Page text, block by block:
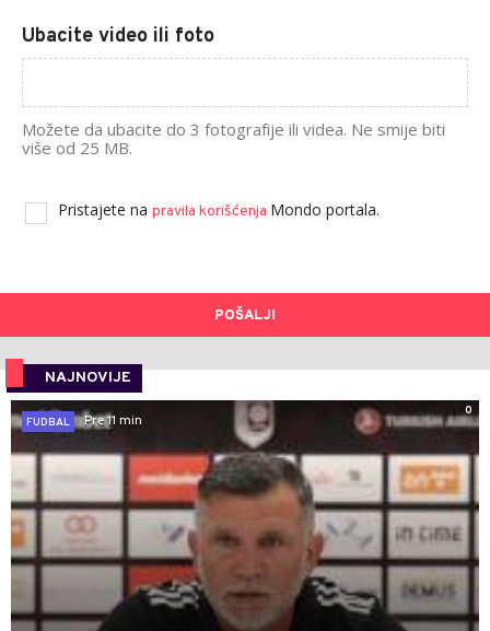
Ubacite video ili foto
Možete da ubacite do 3 fotografije ili videa. Ne smije biti
više od 25 MB.
Pristajete na pravila korišćenja Mondo portala.
POŠALJI
NAJNOVIJE
0
FUDBAL
Pre 11 min